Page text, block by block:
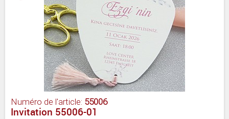
Numéro de l'article: 55006
Invitation 55006-01